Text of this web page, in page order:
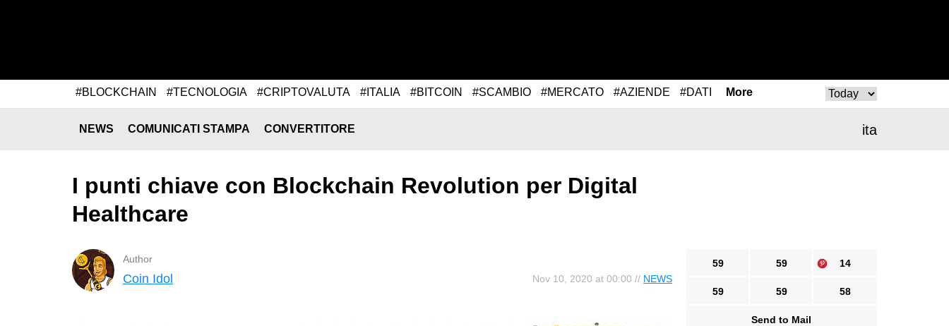
#BLOCKCHAIN #TECNOLOGIA #CRIPTOVALUTA #ITALIA #BITCOIN #SCAMBIO #MERCATO #AZIENDE #DATI More
ita
NEWS COMUNICATI STAMPA CONVERTITORE
I punti chiave con Blockchain Revolution per Digital
Healthcare
Nov 10, 2020 at 00:00 // NEWS
Author
Coin Idol
59 59 14
59 59 58
Send to Mail